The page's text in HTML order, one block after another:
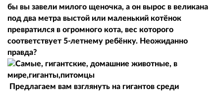
бы вы завели милого щеночка, а он вырос в великана
под два метра выстой или маленький котёнок
превратился в огромного кота, вес которого
соответствует 5-летнему ребёнку. Неожиданно
правда?
Предлагаем вам взглянуть на гигантов среди